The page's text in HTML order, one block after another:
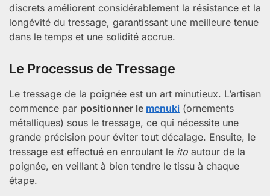
discrets améliorent considérablement la résistance et la
longévité du tressage, garantissant une meilleure tenue
dans le temps et une solidité accrue.
Le Processus de Tressage
Le tressage de la poignée est un art minutieux. L’artisan
commence par positionner le menuki (ornements
métalliques) sous le tressage, ce qui nécessite une
grande précision pour éviter tout décalage. Ensuite, le
tressage est effectué en enroulant le ito autour de la
poignée, en veillant à bien tendre le tissu à chaque
étape.